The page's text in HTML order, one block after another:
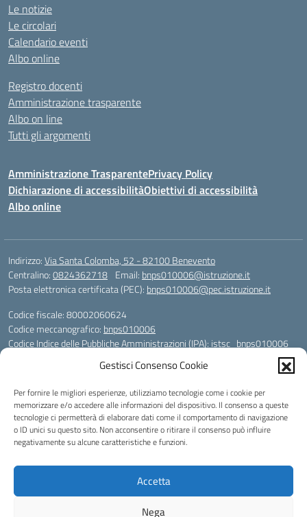
Gestisci Consenso Cookie
Per fornire le migliori esperienze, utilizziamo tecnologie come i cookie per
memorizzare e/o accedere alle informazioni del dispositivo. Il consenso a queste
tecnologie ci permetterà di elaborare dati come il comportamento di navigazione
o ID unici su questo sito. Non acconsentire o ritirare il consenso può influire
negativamente su alcune caratteristiche e funzioni.
Accetta
Nega
Le notizie
Le circolari
Calendario eventi
Albo online
Registro docenti
Amministrazione trasparente
Albo on line
Tutti gli argomenti
Amministrazione TrasparentePrivacy Policy
Dichiarazione di accessibilitàObiettivi di accessibilità
Albo online
Indirizzo:Via Santa Colomba, 52 - 82100 Benevento
Centralino:0824362718 Email: bnps010006@istruzione.it
Posta elettronica certificata (PEC): bnps010006@pec.istruzione.it
Codice fiscale: 80002060624
Codice meccanografico: bnps010006
Codice Indice delle Pubbliche Amministrazioni (IPA): istsc_bnps010006
Codice Univoco per le fatture elettroniche: UFHWS5
Liceo Scientifico "Gaetano Rummo"
Conto Corrente Bancario (C.C.B.):
IT17 H 03069 15003 100000046036
Conto Tesoreria
CODICE TESORERIA: TU-421-0310110
IBAN: IT 84 E 01000 04306 TU0000017891